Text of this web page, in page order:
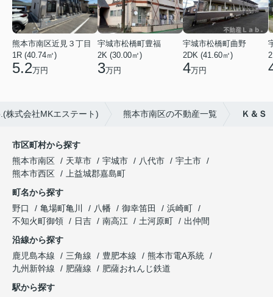
熊本市南区近見３丁目
1R (40.74㎡)
5.2万円
宇城市松橋町豊福
2K (30.00㎡)
3万円
宇城市松橋町曲野
2DK (41.60㎡)
4万円
株式会社MKエステート) 熊本市南区の不動産一覧 Ｋ＆Ｓ
市区町村から探す
熊本市南区
天草市 宇城市 八代市
宇土市
熊本市西区
上益城郡嘉島町
町名から探す
野口
亀場町亀川 八幡 御幸笛田
浜崎町
不知火町御領
日吉 南高江 土河原町
出仲間
沿線から探す
鹿児島本線
三角線 豊肥本線
熊本市電A系統
九州新幹線
肥薩線
肥薩おれんじ鉄道
駅から探す